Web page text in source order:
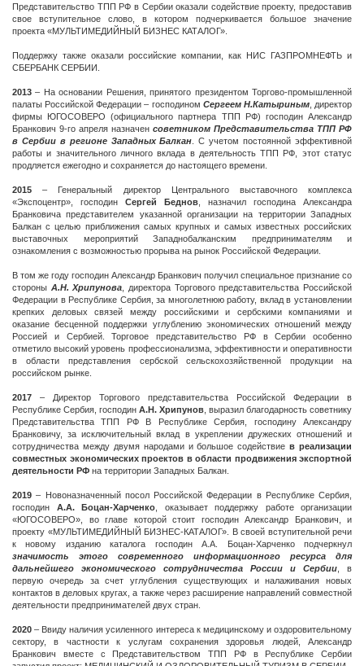
Представительство ТПП РФ в Сербии оказали содействие проекту, предоставив
свое вступительное слово, в котором подчеркивается большое значение
проекта «МУЛЬТИМЕДИЙНЫЙ БИЗНЕС КАТАЛОГ».
Поддержку также оказали российские компании, как НИС ГАЗПРОМНЕФТЬ и
СБЕРБАНК СЕРБИИ.
2013 – На основании Решения, принятого президентом Торгово-промышленной
палаты Российской Федерации – господином Сергеем Н.Катыриным, директор
фирмы ЮГОСОВЕРО (официального партнера ТПП РФ) господин Александр
Бранкович 9-го апреля назначен советником Представительства ТПП РФ
в Сербии в регионе Западных Балкан . С учетом постоянной эффективной
работы и значительного личного вклада в деятельность ТПП РФ, этот статус
продляется ежегодно и сохраняется до настоящего времени.
2015 – Генеральный директор Центрального выставочного комплекса
«Экспоцентр», господин Сергей Беднов , назначил господина Александра
Бранковича представителем указанной организации на территории Западных
Балкан с целью приближения самых крупных и самых известных российских
выставочных мероприятий Западнобалканским предпринимателям и
ознакомления с возможностью прорыва на рынок Российской Федерации.
В том же году господин Александр Бранкович получил специальное признание со
стороны А.Н. Хрипунова , директора Торгового представительства Российской
Федерации в Республике Сербия, за многолетнюю работу, вклад в установлении
крепких деловых связей между российскими и сербскими компаниями и
оказание бесценной поддержки углублению экономических отношений между
Россией и Сербией. Торговое представительство РФ в Сербии особенно
отметило высокий уровень профессионализма, эффективности и оперативности
в области представления сербской сельскохозяйственной продукции на
российском рынке.
2017 – Директор Торгового представительства Российской Федерации в
Республике Сербия, господин А.Н. Хрипунов , выразил благодарность советнику
Представительства ТПП РФ В Республике Сербия, господину Алeксандру
Бранковичу, за исключительный вклад в укреплении дружеских отношений и
сотрудничества между двумя народами и большое содействиев реализации
совместных экономических проектов в области продвижения экспортной
деятельности РФ на территории Западных Балкан.
2019 – Новоназначенный посол Российской Федерации в Республике Сербия,
господин А.А. Боцан-Харченко , оказывает поддержку работе организации
«ЮГОСОВЕРО», во главе которой стоит господин Александр Бранкович, и
проекту «МУЛЬТИМЕДИЙНЫЙ БИЗНЕС-КАТАЛОГ». В своей вступительной речи
к новому изданию каталога господин А.А. Боцан-Харченко подчеркнул
значимость этого современного информационного ресурса для
дальнейшего экономического сотрудничества Росcии и Сербии , в
первую очередь за счет углубления существующих и налаживания новых
контактов в деловых кругах, а также через расширение направлений совместной
деятельности предпринимателей двух стран.
2020 – Ввиду наличия усиленного интереса к медицинскому и оздоровительному
сектору, в частности к услугам сохранения здоровья людей, Александр
Бранкович вместе с Представительством ТПП РФ в Республике Сербии